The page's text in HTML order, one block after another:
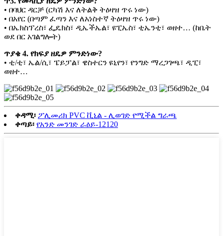
• በባህር ዳርቻ (ርካሽ እና ለትልቅ ትዕዛዝ ጥሩ ነው)
• በአየር (በጣም ፈጣን እና ለአነስተኛ ትዕዛዝ ጥሩ ነው)
• በኤክስፕረስ፣ ፌዴክስ፣ ዲኤችኤል፣ ዩፒኤስ፣ ቲኤንቲ፣ ወዘተ… (ከቤት
ወደ በር አገልግሎት)
ጥያቄ 4. የክፍያ ዘዴዎ ምንድነው?
• ቲ/ቲ፣ ኤል/ሲ፣ ፔይፓል፣ ዌስተርን ዩኒየን፣ የንግድ ማረጋገጫ፣ ዲፒ፣
ወዘተ…
ቀዳሚ፡ ፖሊመሪክ PVC ቪኒል - ሊወገድ የሚችል ግራጫ
ቀጣይ፡ የአንድ መንገድ ራዕይ-12120